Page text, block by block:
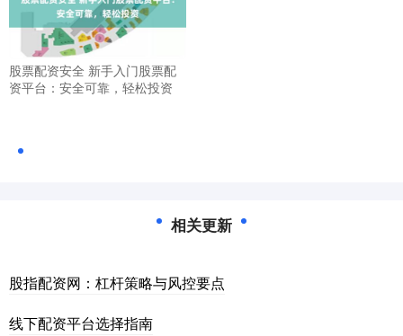
股票配资安全 新手入门股票配
资平台：安全可靠，轻松投资
相关更新
股指配资网：杠杆策略与风控要点
线下配资平台选择指南